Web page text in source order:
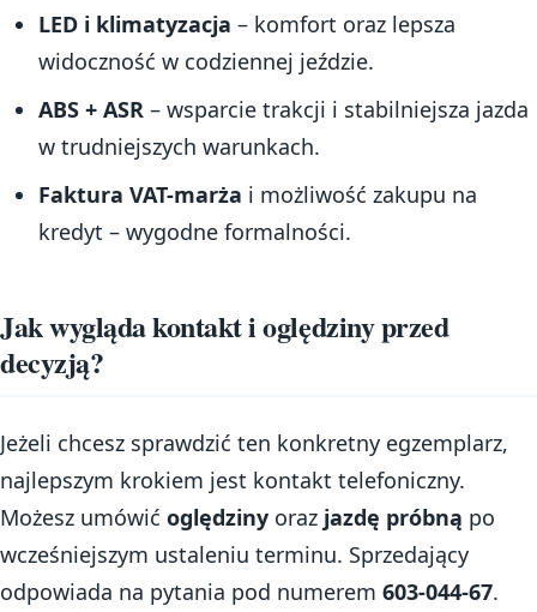
LED i klimatyzacja – komfort oraz lepsza
widoczność w codziennej jeździe.
ABS + ASR– wsparcie trakcji i stabilniejsza jazda
w trudniejszych warunkach.
Faktura VAT-marża i możliwość zakupu na
kredyt – wygodne formalności.
Jak wygląda kontakt i oględziny przed
decyzją?
Jeżeli chcesz sprawdzić ten konkretny egzemplarz,
najlepszym krokiem jest kontakt telefoniczny.
Możesz umówić oględziny oraz jazdę próbną po
wcześniejszym ustaleniu terminu. Sprzedający
odpowiada na pytania pod numerem 603-044-67.